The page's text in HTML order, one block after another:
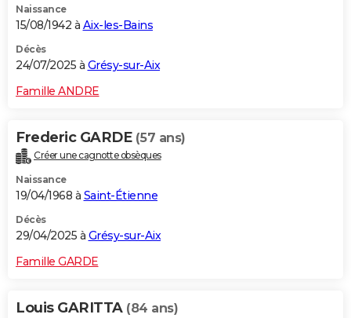
Naissance
15/08/1942 à Aix-les-Bains
Décès
24/07/2025 à Grésy-sur-Aix
Famille ANDRE
Frederic GARDE (57 ans)
Créer une cagnotte obsèques
Naissance
19/04/1968 à Saint-Étienne
Décès
29/04/2025 à Grésy-sur-Aix
Famille GARDE
Louis GARITTA (84 ans)